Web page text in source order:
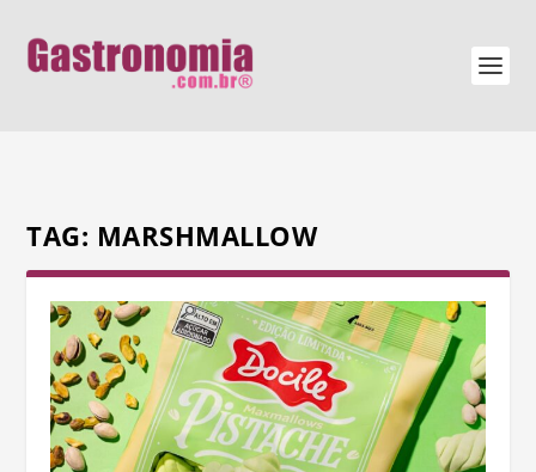
TAG: MARSHMALLOW